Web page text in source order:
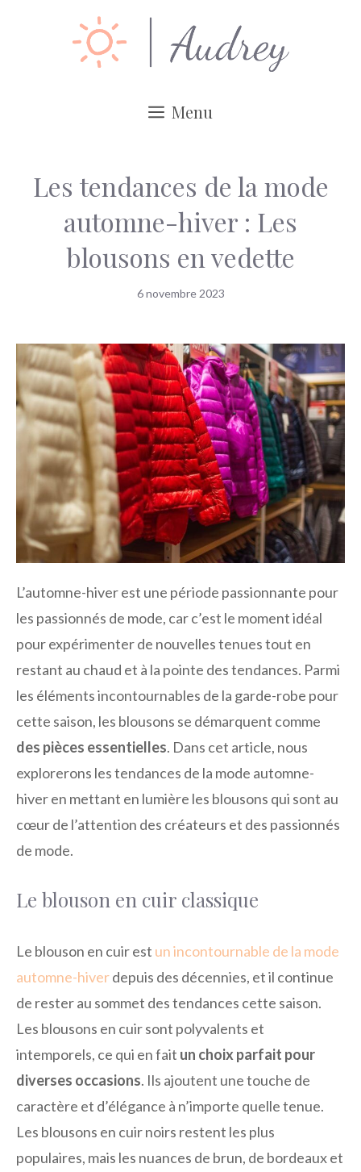
Menu
Les tendances de la mode
automne-hiver : Les
blousons en vedette
6 novembre 2023
L’automne-hiver est une période passionnante pour
les passionnés de mode, car c’est le moment idéal
pour expérimenter de nouvelles tenues tout en
restant au chaud et à la pointe des tendances. Parmi
les éléments incontournables de la garde-robe pour
cette saison, les blousons se démarquent comme
des pièces essentielles. Dans cet article, nous
explorerons les tendances de la mode automne-
hiver en mettant en lumière les blousons qui sont au
cœur de l’attention des créateurs et des passionnés
de mode.
Le blouson en cuir classique
Le blouson en cuir est un incontournable de la mode
automne-hiverdepuis des décennies, et il continue
de rester au sommet des tendances cette saison.
Les blousons en cuir sont polyvalents et
intemporels, ce qui en fait un choix parfait pour
diverses occasions. Ils ajoutent une touche de
caractère et d’élégance à n’importe quelle tenue.
Les blousons en cuir noirs restent les plus
populaires, mais les nuances de brun, de bordeaux et